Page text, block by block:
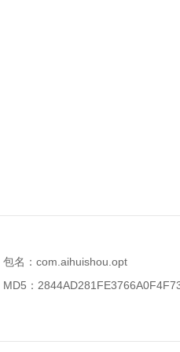
包名： com.aihuishou.opt
MD5：